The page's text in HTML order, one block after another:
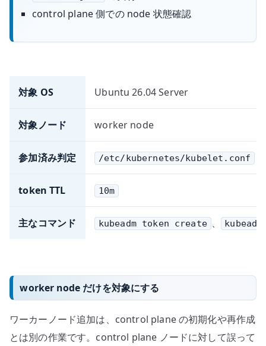
control plane 側での node 状態確認
対象 OS Ubuntu 26.04 Server
対象ノード worker node
参加済み判定 /etc/kubernetes/kubelet.conf
token TTL 10m
主なコマンド kubeadm token create 、
worker node だけを対象にする
ワーカーノード追加は、control plane の初期化や再作成
とは別の作業です。control plane ノードに対して誤って